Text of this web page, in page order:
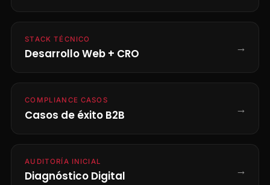
STACK TÉCNICO
Desarrollo Web + CRO →
COMPLIANCE CASOS
Casos de éxito B2B →
AUDITORÍA INICIAL
Diagnóstico Digital →